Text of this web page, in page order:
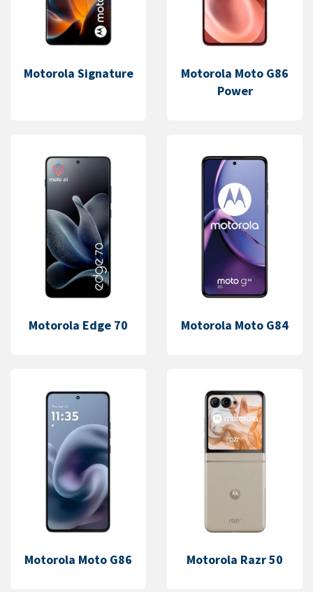
Motorola Signature
Motorola Moto G86
Power
Motorola Edge 70 Motorola Moto G84
Motorola Moto G86 Motorola Razr 50